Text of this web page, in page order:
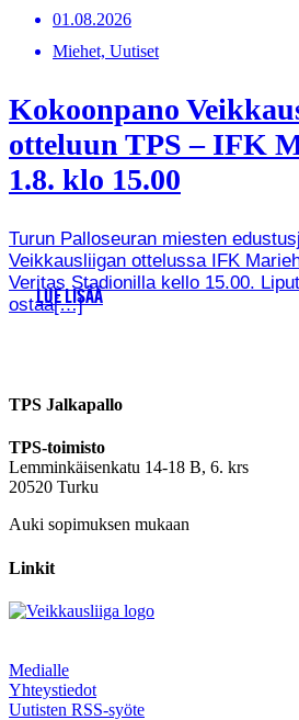
01.08.2026
Miehet, Uutiset
Kokoonpano
otteluun TPS – IFK
1.8. klo 15.00
Turun Palloseuran miesten
Veikkausliigan ottelussa IFK
Veritas Stadionilla kello 15.00.
ostaa[…]
LUE LISÄÄ
TPS Jalkapallo
TPS-toimisto
Lemminkäisenkatu 14-18 B, 6. krs
20520 Turku
Auki sopimuksen mukaan
Linkit
Medialle
Yhteystiedot
Uutisten RSS-syöte